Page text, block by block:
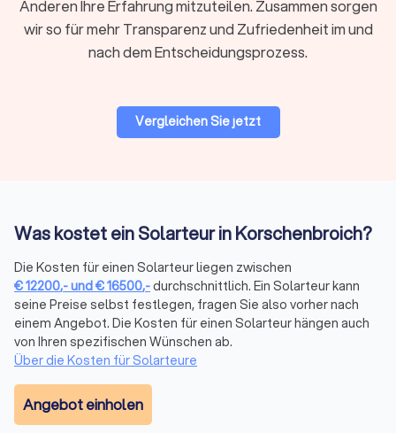
umweltbewussten Lebensstil in Korschenbroich bei.
Solarenergie
Solar Batterien und Akkus sind entscheidend, um die
erzeugte Solarenergie zu speichern und auch nach
Setzen Sie auf nachhaltige Solarenergie
Insgesamt bieten Photovoltaikanlagen eine nachhaltige und
umweltfreundliche Möglichkeit, saubere Energie zu erzeugen.
Von großen PV-Anlagen bis hin zu Mini Solaranlagen für den
Hausgebrauch gibt es eine Vielzahl von Optionen, die auf die
individuellen Bedürfnisse zugeschnitten sind. Der Kauf einer
Solaranlage ist eine Investition in die Zukunft, und Trustlocal
erleichtert diesen Prozess, indem es Verbrauchern den
Zugang zu vertrauenswürdigen Installateuren in
Anderen Ihre Erfahrung mitzuteilen. Zusammen sorgen
wir so für mehr Transparenz und Zufriedenheit im und
nach dem Entscheidungsprozess.
Vergleichen Sie jetzt
Was kostet ein Solarteur in Korschenbroich?
Die Kosten für einen Solarteur liegen zwischen
€12200,-und€16500,-durchschnittlich. Ein Solarteur kann
seine Preise selbst festlegen, fragen Sie also vorher nach
einem Angebot. Die Kosten für einen Solarteur hängen auch
von Ihren spezifischen Wünschen ab.
Über die Kosten für Solarteure
Angebot einholen